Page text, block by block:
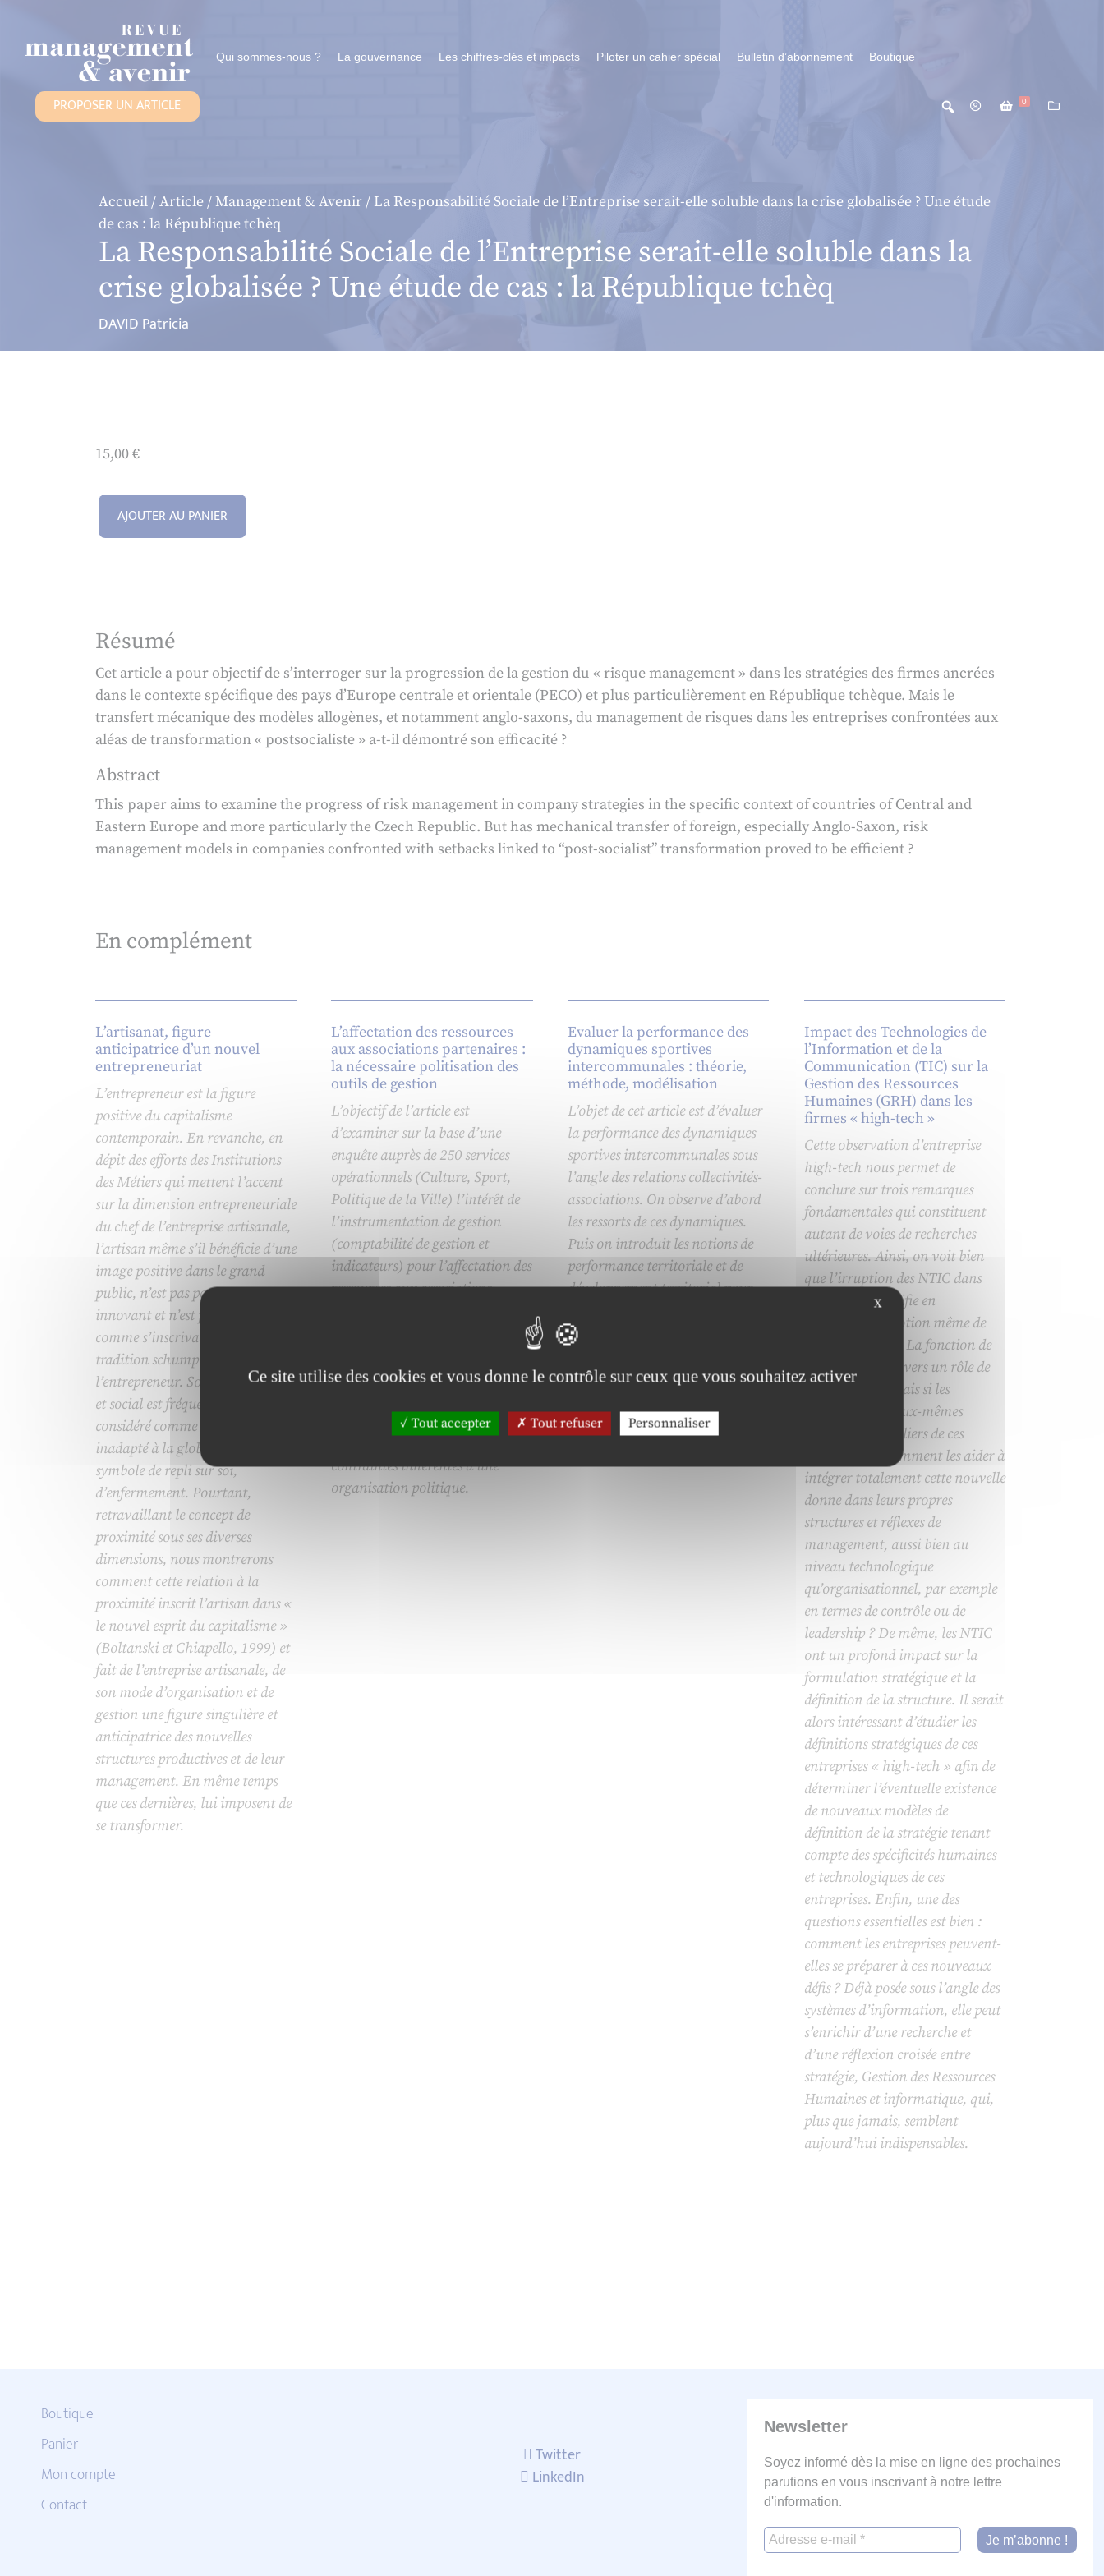
Qui sommes-nous ? La gouvernance Les chiffres-clés et impacts Piloter un cahier spécial Bulletin d’abonnement Boutique
PROPOSER UN ARTICLE 0
Accueil/Article/Management & Avenir/ La Responsabilité Sociale de l’Entreprise serait-elle soluble dans la crise globalisée ? Une étude
de cas : la République tchèq
La Responsabilité Sociale de l’Entreprise serait-elle soluble dans la
crise globalisée ? Une étude de cas : la République tchèq
DAVID Patricia
15,00€
AJOUTER AU PANIER
Résumé
Cet article a pour objectif de s’interroger sur la progression de la gestion du « risque management » dans les stratégies des firmes ancrées
dans le contexte spécifique des pays d’Europe centrale et orientale (PECO) et plus particulièrement en République tchèque. Mais le
transfert mécanique des modèles allogènes, et notamment anglo-saxons, du management de risques dans les entreprises confrontées aux
aléas de transformation « postsocialiste » a-t-il démontré son efficacité ?
Abstract
This paper aims to examine the progress of risk management in company strategies in the specific context of countries of Central and
Eastern Europe and more particularly the Czech Republic. But has mechanical transfer of foreign, especially Anglo-Saxon, risk
management models in companies confronted with setbacks linked to “post-socialist” transformation proved to be efficient ?
En complément
L’artisanat, figure
anticipatrice d’un nouvel
entrepreneuriat
L’entrepreneur est la figure
positive du capitalisme
contemporain. En revanche, en
dépit des efforts des Institutions
des Métiers qui mettent l’accent
sur la dimension entrepreneuriale
du chef de l’entreprise artisanale,
l’artisan même s’il bénéficie d’une
image positive dans le grand
public, n’est pas perçu comme
innovant et n’est pas appréhendé
comme s’inscrivant dans la
tradition schumpétérienne de
l’entrepreneur. Son ancrage local
et social est fréquemment
considéré comme passéiste et
inadapté à la globalisation,
symbole de repli sur soi,
d’enfermement. Pourtant,
retravaillant le concept de
proximité sous ses diverses
dimensions, nous montrerons
comment cette relation à la
proximité inscrit l’artisan dans «
le nouvel esprit du capitalisme »
(Boltanski et Chiapello, 1999) et
fait de l’entreprise artisanale, de
son mode d’organisation et de
gestion une figure singulière et
anticipatrice des nouvelles
structures productives et de leur
management. En même temps
que ces dernières, lui imposent de
se transformer.
L’affectation des ressources
aux associations partenaires :
la nécessaire politisation des
outils de gestion
L’objectif de l’article est
d’examiner sur la base d’une
enquête auprès de 250 services
opérationnels (Culture, Sport,
Politique de la Ville) l’intérêt de
l’instrumentation de gestion
(comptabilité de gestion et
indicateurs) pour l’affectation des
ressources aux associations
outils, l’étude met en évidence des
très restrictives. Elle souligne
oeuvre nécessite le plus souvent
contraintes inhérentes à une
organisation politique.
Evaluer la performance des
dynamiques sportives
intercommunales : théorie,
méthode, modélisation
L’objet de cet article est d’évaluer
la performance des dynamiques
sportives intercommunales sous
l’angle des relations collectivités-
associations. On observe d’abord
les ressorts de ces dynamiques.
Puis on introduit les notions de
performance territoriale et de
développement territorial pour
d’évaluation des performances de
on applique ce modèle à trois
Impact des Technologies de
l’Information et de la
Communication (TIC) sur la
Gestion des Ressources
Humaines (GRH) dans les
firmes « high-tech »
Cette observation d’entreprise
high-tech nous permet de
conclure sur trois remarques
fondamentales qui constituent
autant de voies de recherches
ultérieures. Ainsi, on voit bien
que l’irruption des NTIC dans
l’entreprise modifie en
profondeur la notion même de
management : « La fonction de
manager évolue vers un rôle de
facilitateur ». Mais si les
managers sont eux-mêmes
utilisateurs familiers de ces
technologies, comment les aider à
intégrer totalement cette nouvelle
donne dans leurs propres
structures et réflexes de
management, aussi bien au
niveau technologique
qu’organisationnel, par exemple
en termes de contrôle ou de
leadership ? De même, les NTIC
ont un profond impact sur la
formulation stratégique et la
définition de la structure. Il serait
alors intéressant d’étudier les
définitions stratégiques de ces
entreprises « high-tech » afin de
déterminer l’éventuelle existence
de nouveaux modèles de
définition de la stratégie tenant
compte des spécificités humaines
et technologiques de ces
entreprises. Enfin, une des
questions essentielles est bien :
comment les entreprises peuvent-
elles se préparer à ces nouveaux
défis ? Déjà posée sous l’angle des
systèmes d’information, elle peut
s’enrichir d’une recherche et
d’une réflexion croisée entre
stratégie, Gestion des Ressources
Humaines et informatique, qui,
plus que jamais, semblent
aujourd’hui indispensables.
Boutique
Panier
Mon compte
Contact
Twitter
LinkedIn
Newsletter
Soyez informé dès la mise en ligne des prochaines
parutions en vous inscrivant à notre lettre
d'information.
X
Ce site utilise des cookies et vous donne le contrôle sur ceux que vous souhaitez activer
Tout accepter Tout refuser Personnaliser